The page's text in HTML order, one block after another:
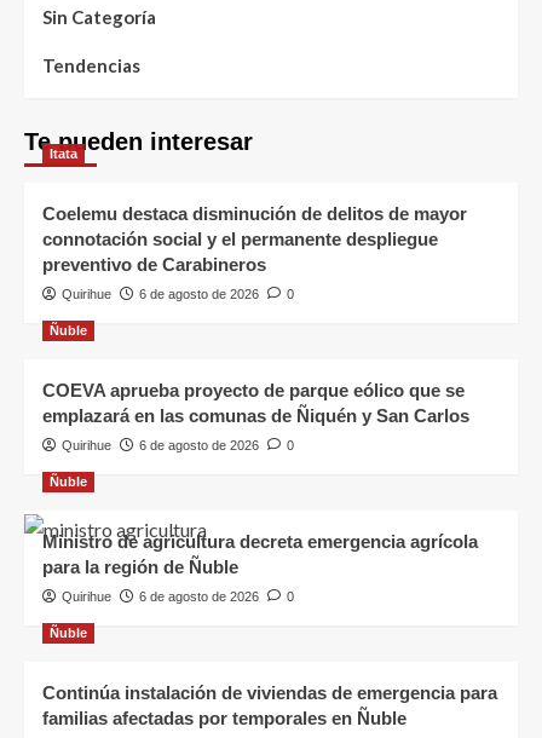
Sin Categoría
Tendencias
Te pueden interesar
Itata
Coelemu destaca disminución de delitos de mayor
connotación social y el permanente despliegue
preventivo de Carabineros
Quirihue 6 de agosto de 2026 0
Ñuble
COEVA aprueba proyecto de parque eólico que se
emplazará en las comunas de Ñiquén y San Carlos
Quirihue 6 de agosto de 2026 0
Ñuble
Ministro de agricultura decreta emergencia agrícola
para la región de Ñuble
Quirihue 6 de agosto de 2026 0
Ñuble
Continúa instalación de viviendas de emergencia para
familias afectadas por temporales en Ñuble